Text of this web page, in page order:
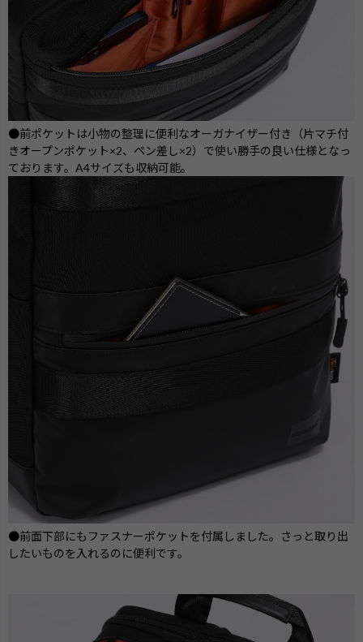
●前ポケットは小物の整理に便利なオーガナイザー付き（片マチ付
きオープンポケット×2、ペン差し×2）で使い勝手の良い仕様となっ
ております。A4サイズも収納可能。
●前面下部にもファスナーポケットを付属しました。さっと取り出
したいものを入れるのに便利です。